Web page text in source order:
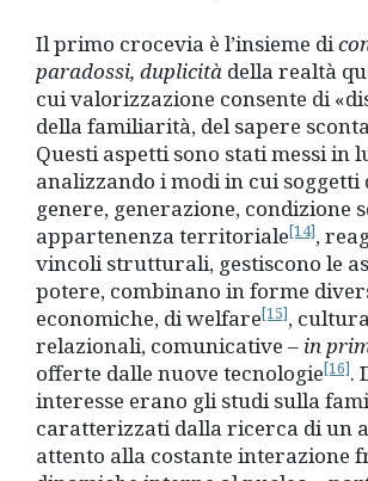
Il primo crocevia è l’insieme di
paradossi, duplicità della realtà
cui valorizzazione consente di
della familiarità, del sapere
Questi aspetti sono stati messi in
analizzando i modi in cui
genere, generazione, condizione
appartenenza territoriale[14],
vincoli strutturali, gestiscono le
potere, combinano in forme
economiche, di welfare[15],
relazionali, comunicative – in
offerte dalle nuove tecnologie[16].
interesse erano gli studi sulla
caratterizzati dalla ricerca di un
attento alla costante interazione